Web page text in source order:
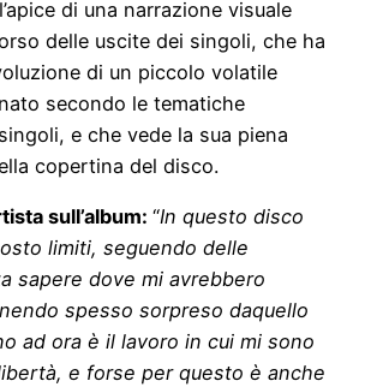
di una narrazione visuale
delle uscite dei singoli, che ha
di un piccolo volatile
secondo le tematiche
e che vede la sua piena
copertina del disco.
sull’album: “In questo disco
limiti, seguendo delle
sapere dove mi avrebbero
spesso sorpreso daquello
ad ora è il lavoro in cui mi sono
e forse per questo è anche